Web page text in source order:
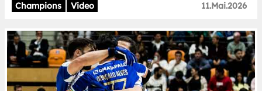
Champions
Video 11.Mai.2026